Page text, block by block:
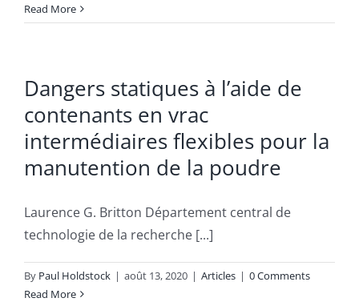
Read More
Dangers statiques à l’aide de
contenants en vrac
intermédiaires flexibles pour la
manutention de la poudre
Laurence G. Britton Département central de
technologie de la recherche [...]
By Paul Holdstock | août 13, 2020 | Articles | 0 Comments
Read More